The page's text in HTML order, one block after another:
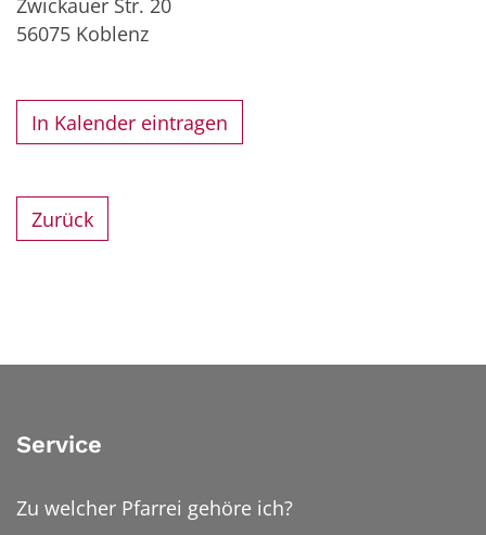
Zwickauer Str. 20
56075 Koblenz
In Kalender eintragen
Zurück
Service
Zu welcher Pfarrei gehöre ich?